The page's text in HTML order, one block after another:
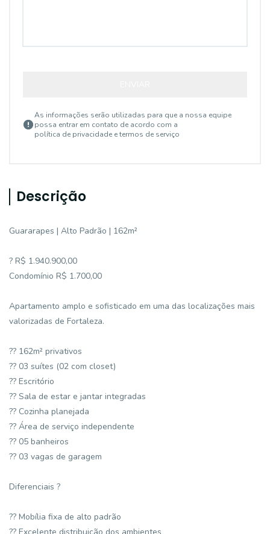
As informações serão utilizadas para que a nossa equipe
possa entrar em contato de acordo com a
política de privacidade e termos de serviço
Descrição
Guararapes | Alto Padrão | 162m²
? R$ 1.940.900,00
Condomínio R$ 1.700,00
Apartamento amplo e sofisticado em uma das localizações mais
valorizadas de Fortaleza.
?? 162m² privativos
?? 03 suítes (02 com closet)
?? Escritório
?? Sala de estar e jantar integradas
?? Cozinha planejada
?? Área de serviço independente
?? 05 banheiros
?? 03 vagas de garagem
Diferenciais ?
?? Mobília fixa de alto padrão